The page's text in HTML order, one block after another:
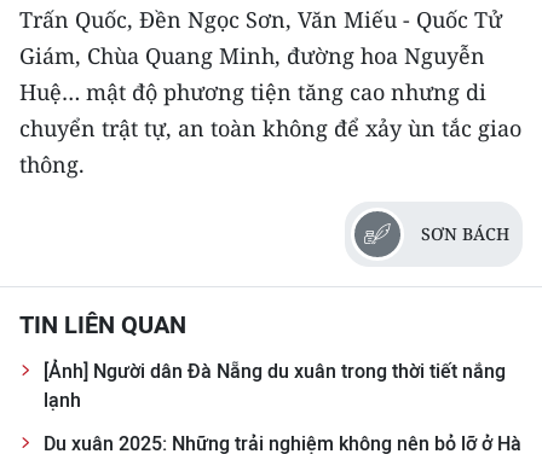
Đông Nam Bộ
Đồng bằng sông Cửu Long
Chuyên trang Hà Nội
Chuyên trang TP. Hồ Chí Minh
CÁC CHUYÊN TRANG
VỀ BÁO NHÂN DÂN
Trấn Quốc, Đền Ngọc Sơn, Văn Miếu - Quốc Tử
Giám, Chùa Quang Minh, đường hoa Nguyễn
Huệ… mật độ phương tiện tăng cao nhưng di
chuyển trật tự, an toàn không để xảy ùn tắc giao
thông.
SƠN BÁCH
TIN LIÊN QUAN
[Ảnh] Người dân Đà Nẵng du xuân trong thời tiết nắng
lạnh
Du xuân 2025: Những trải nghiệm không nên bỏ lỡ ở Hà